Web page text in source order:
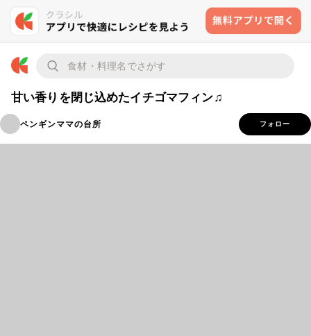
甘い香りを閉じ込めたイチゴマフィン♫
ペンギンママの台所 フォロー